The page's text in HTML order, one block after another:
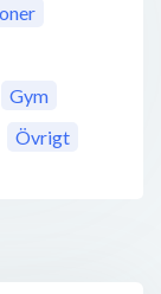
Gym
Övrigt